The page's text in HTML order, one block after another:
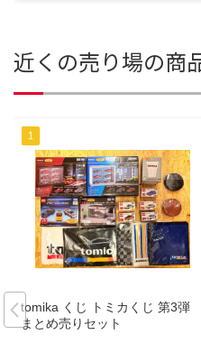
近くの売り場の商
tomika くじ トミカくじ 第3弾
まとめ売りセット